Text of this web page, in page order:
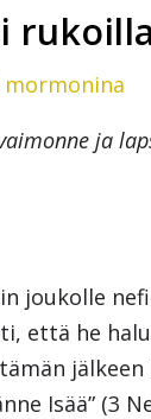
mormonina
ja
joukolle
että he
jälkeen
Isää” (3